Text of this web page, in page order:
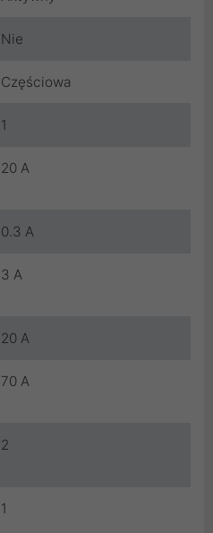
Nie
Częściowa
1
20 A
0.3 A
3 A
20 A
70 A
2
1